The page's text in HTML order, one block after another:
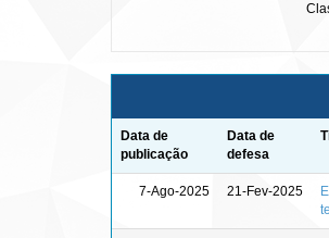
Data de
publicação
Data de
defesa
7-Ago-2025 21-Fev-2025